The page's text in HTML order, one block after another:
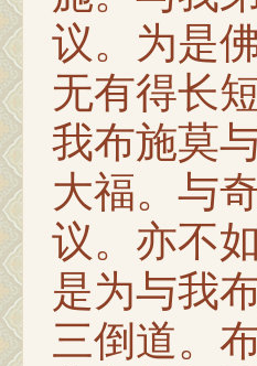
议。为是
无有得长
我布施莫
大福。与
议。亦不
是为与我
三倒道。